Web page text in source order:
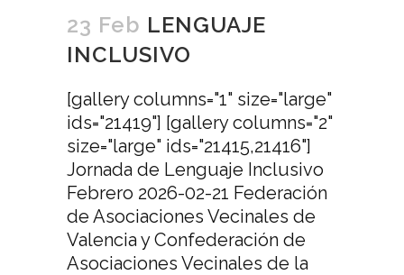
23 Feb LENGUAJE
INCLUSIVO
[gallery columns="1" size="large"
ids="21419"] [gallery columns="2"
size="large" ids="21415,21416"]
Jornada de Lenguaje Inclusivo
Febrero 2026-02-21 Federación
de Asociaciones Vecinales de
Valencia y Confederación de
Asociaciones Vecinales de la